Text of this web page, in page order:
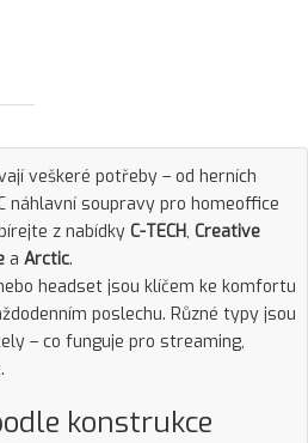
veškeré potřeby – od herních
náhlavní soupravy pro homeoffice
z nabídky C-TECH, Creative
a Arctic.
headset jsou klíčem ke komfortu
poslechu. Různé typy jsou
– co funguje pro streaming,
konstrukce